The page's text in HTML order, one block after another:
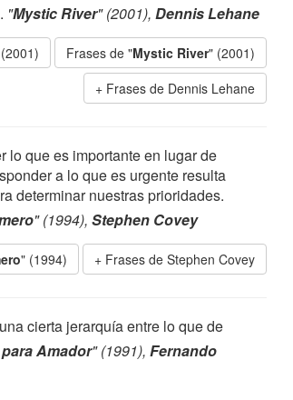
"Mystic River" (2001), Dennis Lehane
Frases de "Mystic River" (2001)
Frases de Dennis Lehane
lo que es importante en lugar de
a lo que es urgente resulta
determinar nuestras prioridades.
" (1994), Stephen Covey
" (1994) Frases de Stephen Covey
cierta jerarquía entre lo que de
Amador" (1991), Fernando